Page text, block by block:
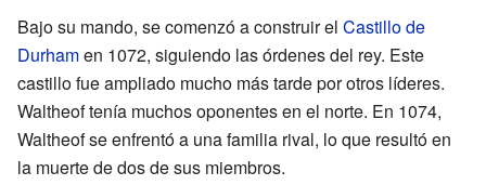
Bajo su mando, se comenzó a construir el Castillo de
Durhamen 1072, siguiendo las órdenes del rey. Este
castillo fue ampliado mucho más tarde por otros líderes.
Waltheof tenía muchos oponentes en el norte. En 1074,
Waltheof se enfrentó a una familia rival, lo que resultó en
la muerte de dos de sus miembros.